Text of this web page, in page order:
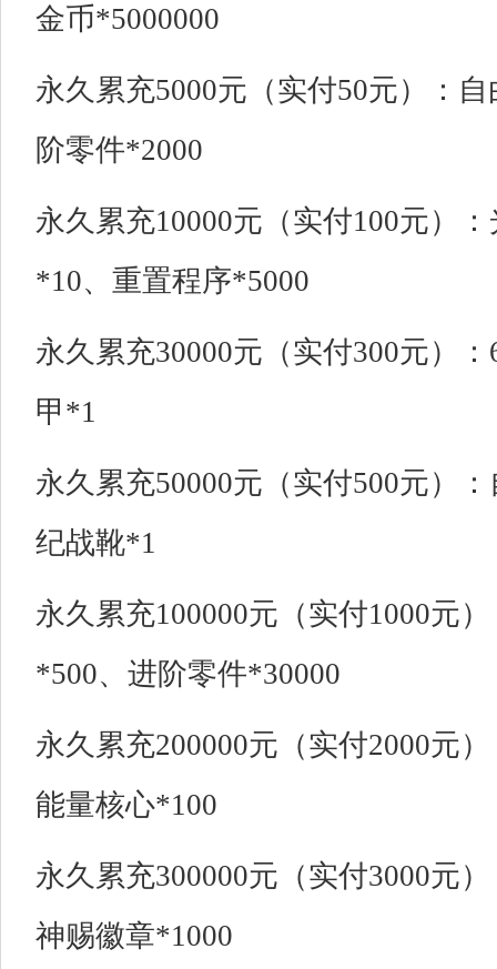
金币*5000000
永久累充5000元（实付50元）：
阶零件*2000
永久累充10000元（实付100元）
*10、重置程序*5000
永久累充30000元（实付300元）
甲*1
永久累充50000元（实付500元）
纪战靴*1
永久累充100000元（实付1000元
*500、进阶零件*30000
永久累充200000元（实付2000元
能量核心*100
永久累充300000元（实付3000元
神赐徽章*1000